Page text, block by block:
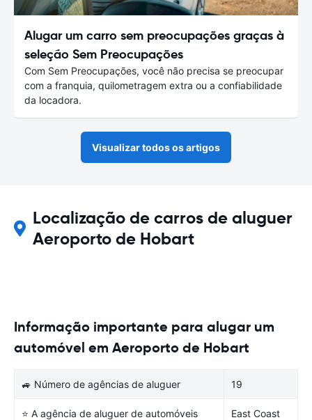
Alugar um carro sem preocupações graças à
seleção Sem Preocupações
Com Sem Preocupações, você não precisa se preocupar
com a franquia, quilometragem extra ou a confiabilidade
da locadora.
Visualizar todos os artigos
Localização de carros de aluguer
Aeroporto de Hobart
Informação importante para alugar um
automóvel em Aeroporto de Hobart
🚙 Número de agências de aluguer 19
⭐ A agência de aluguer de automóveis
East Coast